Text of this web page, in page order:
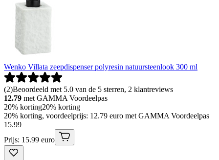
Wenko Villata zeepdispenser polyresin natuursteenlook 300 ml
(2)Beoordeeld met 5.0 van de 5 sterren, 2 klantreviews
12.79 met GAMMA Voordeelpas
20% korting20% korting
20% korting, voordeelprijs: 12.79 euro met GAMMA Voordeelpas
15.99
Prijs: 15.99 euro